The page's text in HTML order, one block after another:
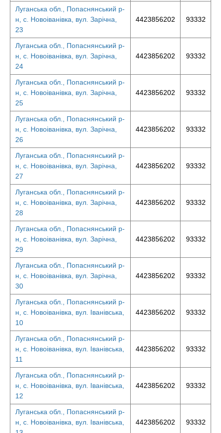
Луганська обл., Попаснянський р-
н, с. Новоіванівка, вул. Зарічна,
23
4423856202 93332
Луганська обл., Попаснянський р-
н, с. Новоіванівка, вул. Зарічна,
24
4423856202 93332
Луганська обл., Попаснянський р-
н, с. Новоіванівка, вул. Зарічна,
25
4423856202 93332
Луганська обл., Попаснянський р-
н, с. Новоіванівка, вул. Зарічна,
26
4423856202 93332
Луганська обл., Попаснянський р-
н, с. Новоіванівка, вул. Зарічна,
27
4423856202 93332
Луганська обл., Попаснянський р-
н, с. Новоіванівка, вул. Зарічна,
28
4423856202 93332
Луганська обл., Попаснянський р-
н, с. Новоіванівка, вул. Зарічна,
29
4423856202 93332
Луганська обл., Попаснянський р-
н, с. Новоіванівка, вул. Зарічна,
30
4423856202 93332
Луганська обл., Попаснянський р-
н, с. Новоіванівка, вул. Іванівська,
10
4423856202 93332
Луганська обл., Попаснянський р-
н, с. Новоіванівка, вул. Іванівська,
11
4423856202 93332
Луганська обл., Попаснянський р-
н, с. Новоіванівка, вул. Іванівська,
12
4423856202 93332
Луганська обл., Попаснянський р-
н, с. Новоіванівка, вул. Іванівська,
4423856202 93332